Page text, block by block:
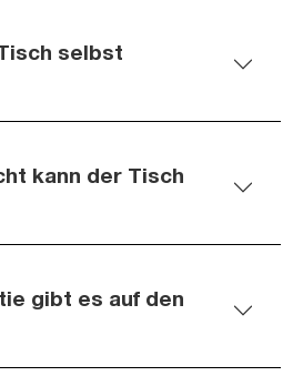
selbst
kann der Tisch
gibt es auf den